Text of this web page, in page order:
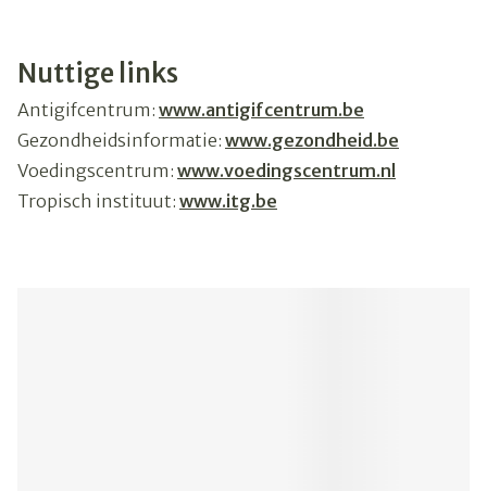
Nuttige links
Antigifcentrum: www.antigifcentrum.be
Gezondheidsinformatie: www.gezondheid.be
Voedingscentrum: www.voedingscentrum.nl
Tropisch instituut: www.itg.be